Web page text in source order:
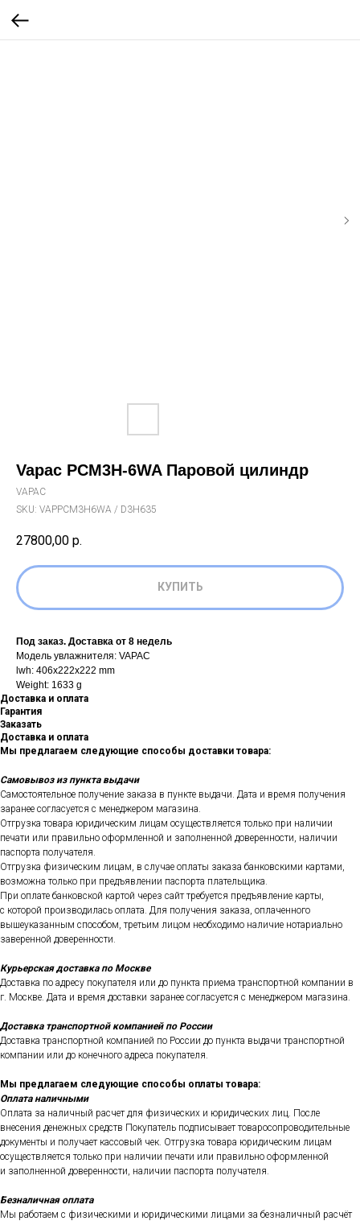
Vapac PCM3H-6WA Паровой цилиндр
VAPAC
SKU: VAPPCM3H6WA / D3H635
27800,00 р.
КУПИТЬ
Под заказ. Доставка от 8 недель
Модель увлажнителя: VAPAC
lwh: 406x222x222 mm
Weight: 1633 g
Доставка и оплата
Гарантия
Заказать
Доставка и оплата
Мы предлагаем следующие способы доставки товара:
Самовывоз из пункта выдачи
Самостоятельное получение заказа в пункте выдачи. Дата и время получения
заранее согласуется с менеджером магазина.
Отгрузка товара юридическим лицам осуществляется только при наличии
печати или правильно оформленной и заполненной доверенности, наличии
паспорта получателя.
Отгрузка физическим лицам, в случае оплаты заказа банковскими картами,
возможна только при предъявлении паспорта плательщика.
При оплате банковской картой через сайт требуется предъявление карты,
с которой производилась оплата. Для получения заказа, оплаченного
вышеуказанным способом, третьим лицом необходимо наличие нотариально
заверенной доверенности.
Курьерская доставка по Москве
Доставка по адресу покупателя или до пункта приема транспортной компании в
г. Москве. Дата и время доставки заранее согласуется с менеджером магазина.
Доставка транспортной компанией по России
Доставка транспортной компанией по России до пункта выдачи транспортной
компании или до конечного адреса покупателя.
Мы предлагаем следующие способы оплаты товара:
Оплата наличными
Оплата за наличный расчет для физических и юридических лиц. После
внесения денежных средств Покупатель подписывает товаросопроводительные
документы и получает кассовый чек. Отгрузка товара юридическим лицам
осуществляется только при наличии печати или правильно оформленной
и заполненной доверенности, наличии паспорта получателя.
Безналичная оплата
Мы работаем с физическими и юридическими лицами за безналичный расчёт